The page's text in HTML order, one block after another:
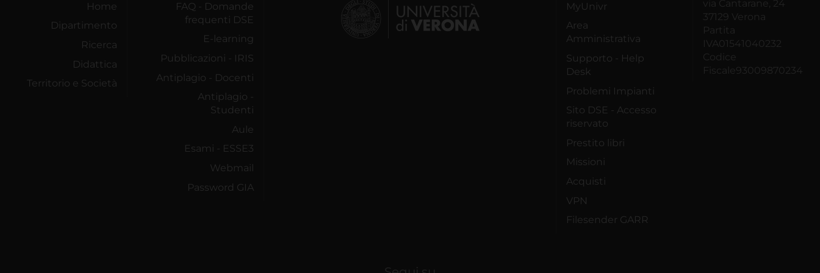
Home
Dipartimento
Ricerca
Didattica
Territorio e Società
FAQ - Domande
frequenti DSE
E-learning
Pubblicazioni - IRIS
Antiplagio - Docenti
Antiplagio -
Studenti
Aule
Esami - ESSE3
Webmail
Password GIA
MyUnivr
Area
Amministrativa
Supporto - Help
Desk
Problemi Impianti
Sito DSE - Accesso
riservato
Prestito libri
Missioni
Acquisti
VPN
Filesender GARR
via Cantarane, 24
37129 Verona
Partita
IVA01541040232
Codice
Fiscale93009870234